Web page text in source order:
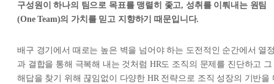
구성원이 하나의 팀으로 목표를 맹렬히 좇고, 성취를 이뤄내는 원팀
(One Team)의 가치를 믿고 지향하기 때문입니다.
배구 경기에서 때로는 높은 벽을 넘어야 하는 도전적인 순간에서 열
과 결합을 통해 극복해 내는 것처럼 HR도 조직의 문제를 진단하고 그
해답을 찾기 위해 끊임없이 다양한 HR 전략으로 조직 성장의 기반을